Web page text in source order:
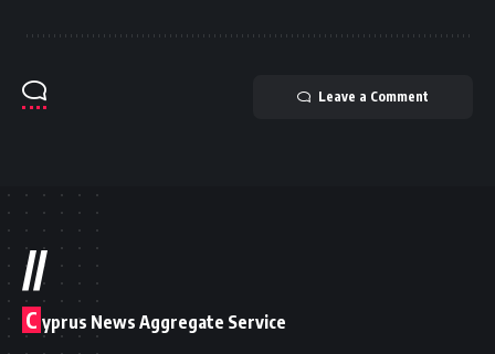
Leave a Comment
//
C yprus News Aggregate Service